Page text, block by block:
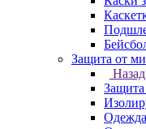
Защита от
Назад